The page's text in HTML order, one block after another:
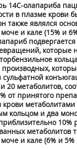
14С-олапариба
в плазме крови
также являлся
и кале (15% и
которые
20 метаболитов,
от принятого
кольцом и два
10%
метаболитов
и кале (6% и 5%